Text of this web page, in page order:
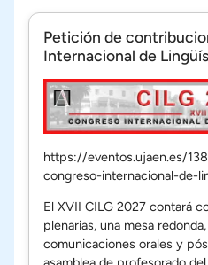
Petición de
Internacional de
https://eventos.ujaen.es/
congreso-internacional-de-
El XVII CILG 2027 contará
plenarias, una mesa
comunicaciones orales y